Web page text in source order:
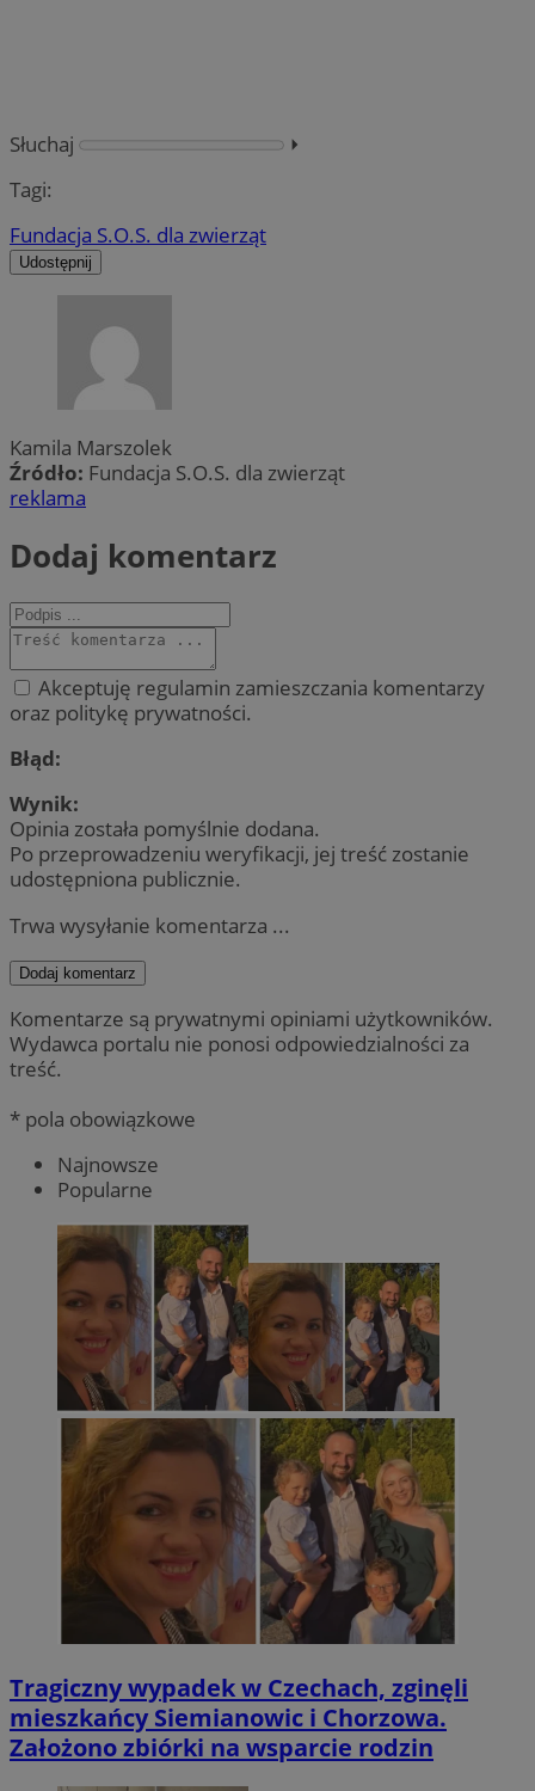
Słuchaj
⏵︎
Tagi:
Fundacja S.O.S. dla zwierząt
Udostępnij
Kamila Marszolek
Źródło: Fundacja S.O.S. dla zwierząt
reklama
Dodaj komentarz
Akceptuję regulamin zamieszczania komentarzy
oraz politykę prywatności.
Błąd:
Wynik:
Opinia została pomyślnie dodana.
Po przeprowadzeniu weryfikacji, jej treść zostanie
udostępniona publicznie.
Trwa wysyłanie komentarza ...
Dodaj komentarz
Komentarze są prywatnymi opiniami użytkowników.
Wydawca portalu nie ponosi odpowiedzialności za
treść.
* pola obowiązkowe
Najnowsze
Popularne
Tragiczny wypadek w Czechach, zginęli
mieszkańcy Siemianowic i Chorzowa.
Założono zbiórki na wsparcie rodzin